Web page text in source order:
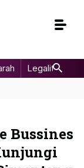
Legalitas
Bussines